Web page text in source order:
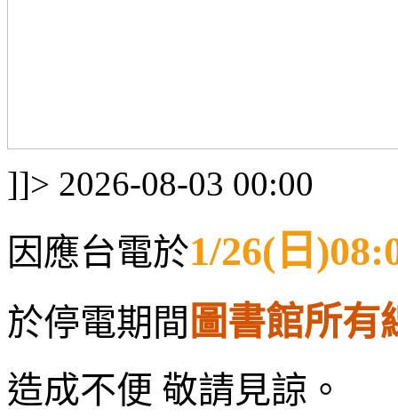
]]> 2026-08-03 00:00
因應台電於1/26(日
於停電期間 圖書館所有
造成不便 敬請見諒。